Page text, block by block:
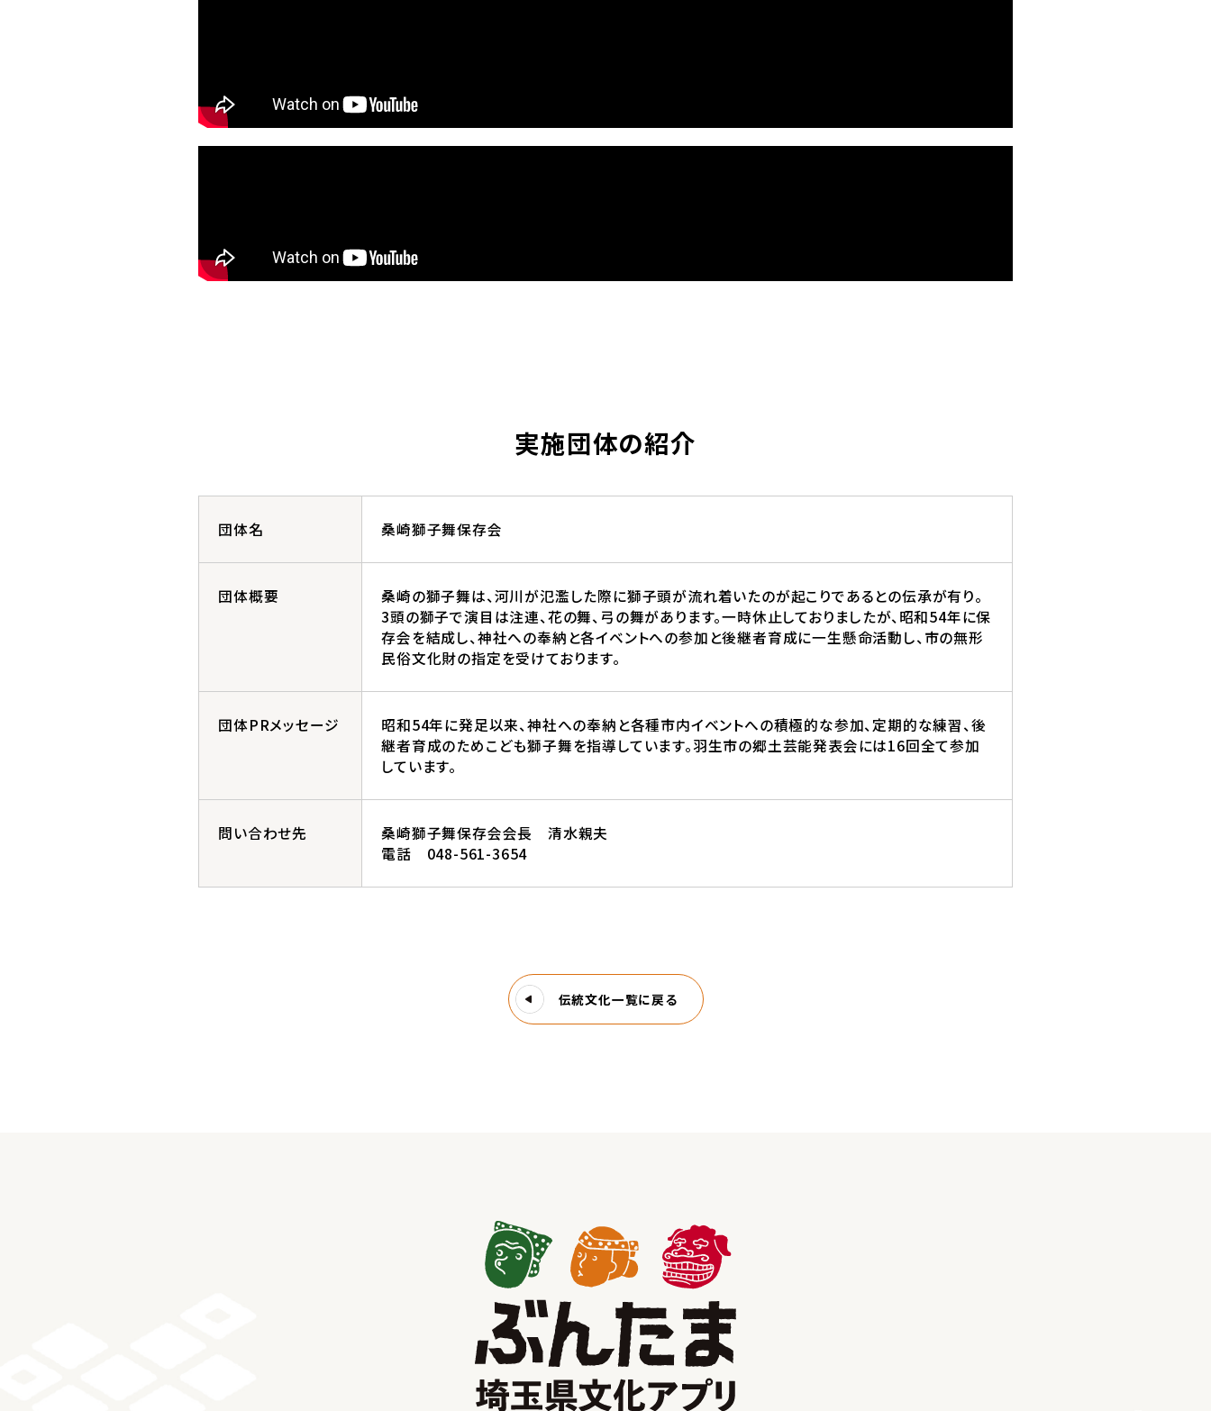
実施団体の紹介
団体名 桑崎獅子舞保存会
団体概要
桑崎の獅子舞は、河川が氾濫した際に獅子頭が流れ着いたのが起こりであるとの伝承が有り。
3頭の獅子で演目は注連、花の舞、弓の舞があります。一時休止しておりましたが、昭和54年に保
存会を結成し、神社への奉納と各イベントへの参加と後継者育成に一生懸命活動し、市の無形
民俗文化財の指定を受けております。
団体PRメッセージ
昭和54年に発足以来、神社への奉納と各種市内イベントへの積極的な参加、定期的な練習、後
継者育成のためこども獅子舞を指導しています。羽生市の郷土芸能発表会には16回全て参加
しています。
問い合わせ先
桑崎獅子舞保存会会長 清水親夫
電話 048-561-3654
伝統文化一覧に戻る